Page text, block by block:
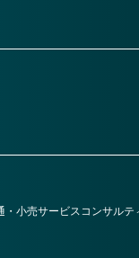
・小売サービスコンサルテ